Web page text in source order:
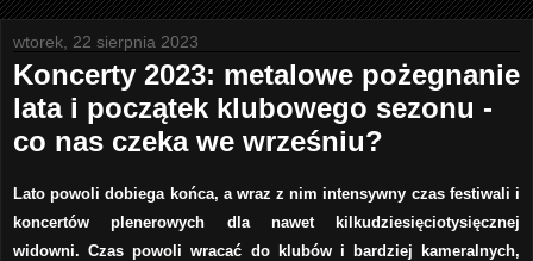
wtorek, 22 sierpnia 2023
Koncerty 2023: metalowe pożegnanie
lata i początek klubowego sezonu -
co nas czeka we wrześniu?
Lato powoli dobiega końca, a wraz z nim intensywny czas festiwali i
koncertów plenerowych dla nawet kilkudziesięciotysięcznej
widowni. Czas powoli wracać do klubów i bardziej kameralnych,